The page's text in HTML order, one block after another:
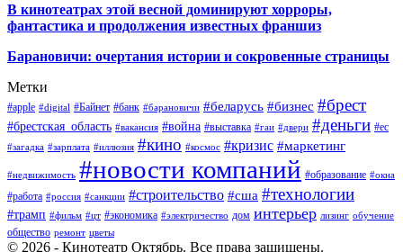
В кинотеатрах этой весной доминируют хорроры,
фантастика и продолжения известных франшиз
Барановичи: очертания истории и сокровенные страницы
Метки
#apple #digital #Байнет #банк #барановичи #беларусь #бизнес #брест
#брестская_область #вакансия #война #выставка #гаи #двери #деньги #ес
#загадка #зарплата #иллюзия #кино #космос #кризис #маркетинг
#недвижимость #новости компаний #образование #окна
#работа #россия #санкции #строительство #сша #технологии
#трамп #фильм #цт #экономика #электричество дом интерьер лизинг обучение
общество ремонт цветы
© 2026 - Кинотеатр Октябрь. Все права защищены.